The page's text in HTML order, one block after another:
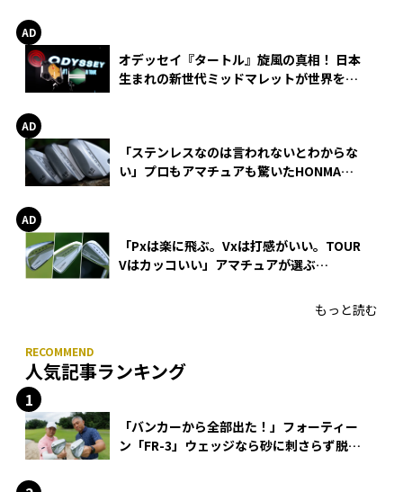
オデッセイ『タートル』旋風の真相！ 日本
生まれの新世代ミッドマレットが世界を席
「ステンレスなのは言われないとわからな
い」プロもアマチュアも驚いたHONMA
「Pxは楽に飛ぶ。Vxは打感がいい。TOUR
Vはカッコいい」アマチュアが選ぶ
もっと読む
人気記事ランキング
「バンカーから全部出た！」フォーティー
ン「FR-3」ウェッジなら砂に刺さらず脱出